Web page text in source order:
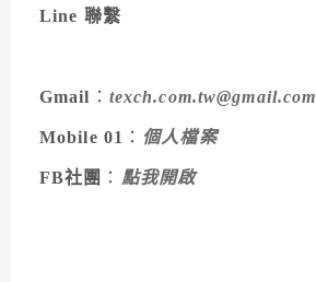
Line 聯繫
Gmail ： texch.com.tw@gmail.com
Mobile 01 ： 個人檔案
FB社團 ： 點我開啟